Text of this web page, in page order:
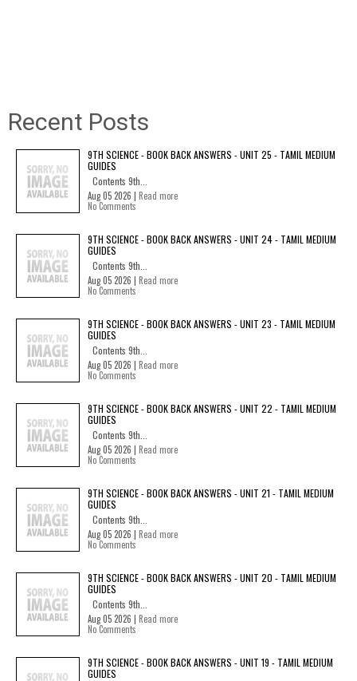
Recent Posts
9TH SCIENCE - BOOK BACK ANSWERS - UNIT 25 - TAMIL MEDIUM
GUIDES
Contents 9th...
Aug 05 2026 | Read more
No Comments
9TH SCIENCE - BOOK BACK ANSWERS - UNIT 24 - TAMIL MEDIUM
GUIDES
Contents 9th...
Aug 05 2026 | Read more
No Comments
9TH SCIENCE - BOOK BACK ANSWERS - UNIT 23 - TAMIL MEDIUM
GUIDES
Contents 9th...
Aug 05 2026 | Read more
No Comments
9TH SCIENCE - BOOK BACK ANSWERS - UNIT 22 - TAMIL MEDIUM
GUIDES
Contents 9th...
Aug 05 2026 | Read more
No Comments
9TH SCIENCE - BOOK BACK ANSWERS - UNIT 21 - TAMIL MEDIUM
GUIDES
Contents 9th...
Aug 05 2026 | Read more
No Comments
9TH SCIENCE - BOOK BACK ANSWERS - UNIT 20 - TAMIL MEDIUM
GUIDES
Contents 9th...
Aug 05 2026 | Read more
No Comments
9TH SCIENCE - BOOK BACK ANSWERS - UNIT 19 - TAMIL MEDIUM
GUIDES